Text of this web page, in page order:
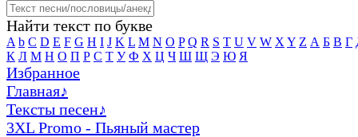
Найти текст по букве
A b C D E F G H I J K L M N O P Q R S T U V W X Y Z А Б В Г
К Л М Н О П Р С Т У Ф Х Ц Ч Ш Щ Э Ю Я
Избранное
Главная♪
Тексты песен♪
3XL Promo - Пьяный мастер